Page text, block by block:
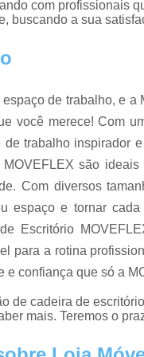
com profissionais
buscando a sua
de trabalho, e
você merece! Com
de trabalho inspirador
são
Com diversos
espaço e tornar
Escritório
para a rotina
e confiança que só a
de cadeira de
mais. Teremos o